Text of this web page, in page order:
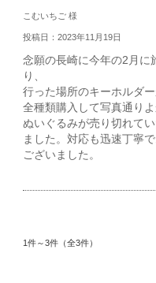
こむいちご 様
投稿日：2023年11月19日
念願の長崎に今年の2月に
り、
行った場所のキーホルダ
全種類購入して写真通り
ぬいぐるみが売り切れて
ました。対応も迅速丁寧
ございました。
1件～3件（全3件）